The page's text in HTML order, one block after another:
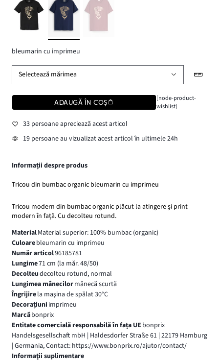
bleumarin cu imprimeu
Selectează mărimea
ADAUGĂ ÎN COȘ
[node-product-
wishlist]
33 persoane apreciează acest articol
19 persoane au vizualizat acest articol în ultimele 24h
Informații despre produs
Tricou din bumbac organic bleumarin cu imprimeu
Tricou modern din bumbac organic plăcut la atingere și print
modern în față. Cu decolteu rotund.
MaterialMaterial superior: 100% bumbac (organic)
Culoarebleumarin cu imprimeu
Număr articol96185781
Lungime71 cm (la măr. 48/50)
Decolteudecolteu rotund, normal
Lungimea mânecilormânecă scurtă
Îngrijirela maşina de spălat 30°C
Decorațiuni imprimeu
Marcăbonprix
Entitate comercială responsabilă în fața UE bonprix
Handelsgesellschaft mbH | Haldesdorfer Straße 61 | 22179 Hamburg
| Germania, Contact: https://www.bonprix.ro/ajutor/contact/
Informaţii suplimentare